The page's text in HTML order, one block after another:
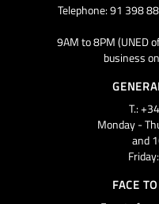
Telephone: 91 398
9AM to 8PM (UNED
business
T.:
Monday -
and
FACE